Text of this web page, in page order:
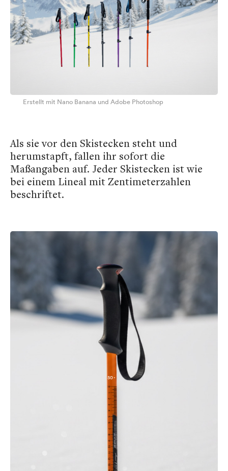
Erstellt mit Nano Banana und Adobe Photoshop
Als sie vor den Skistecken steht und
herumstapft, fallen ihr sofort die
Maßangaben auf. Jeder Skistecken ist wie
bei einem Lineal mit Zentimeterzahlen
beschriftet.